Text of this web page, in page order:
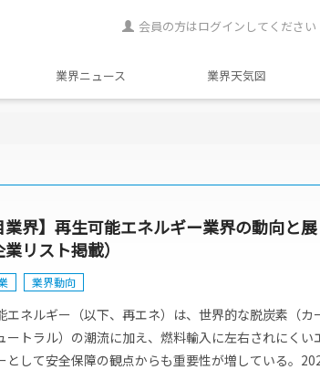
会員の方はログインしてください
業界ニュース 業界天気図
業界】再生可能エネルギー業界の動向と展
リスト掲載）
業界動向
エネルギー（以下、再エネ）は、世界的な脱炭素（カ
ートラル）の潮流に加え、燃料輸入に左右されにくい
として安全保障の観点からも重要性が増している。